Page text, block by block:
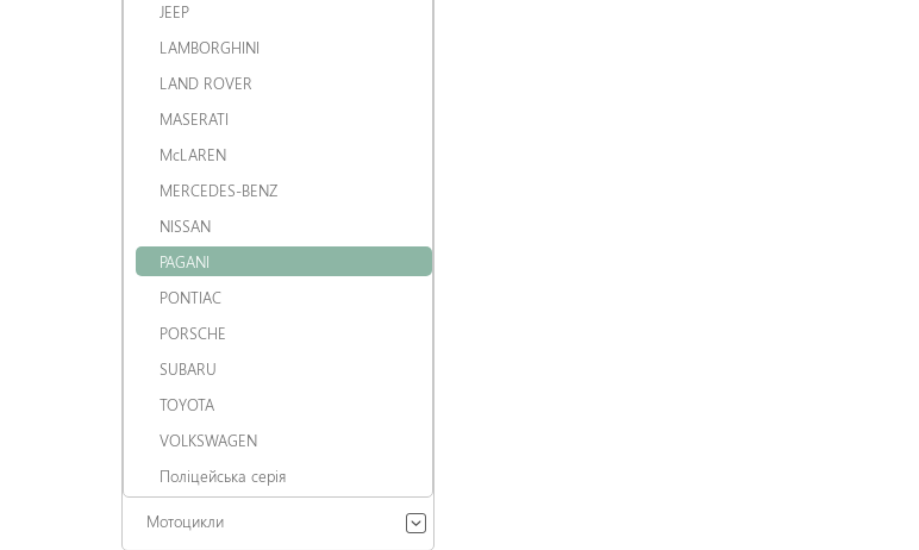
JEEP
LAMBORGHINI
LAND ROVER
MASERATI
McLAREN
MERCEDES-BENZ
NISSAN
PAGANI
PONTIAC
PORSCHE
SUBARU
TOYOTA
VOLKSWAGEN
Поліцейська серія
Мотоцикли